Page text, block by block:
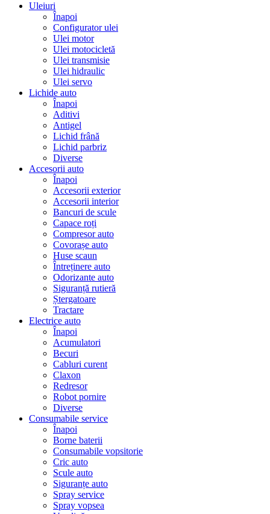
Uleiuri
Înapoi
Configurator ulei
Ulei motor
Ulei motocicletă
Ulei transmisie
Ulei hidraulic
Ulei servo
Lichide auto
Înapoi
Aditivi
Antigel
Lichid frână
Lichid parbriz
Diverse
Accesorii auto
Înapoi
Accesorii exterior
Accesorii interior
Bancuri de scule
Capace roți
Compresor auto
Covorașe auto
Huse scaun
Întreținere auto
Odorizante auto
Siguranță rutieră
Ștergatoare
Tractare
Electrice auto
Înapoi
Acumulatori
Becuri
Cabluri curent
Claxon
Redresor
Robot pornire
Diverse
Consumabile service
Înapoi
Borne baterii
Consumabile vopsitorie
Cric auto
Scule auto
Siguranțe auto
Spray service
Spray vopsea